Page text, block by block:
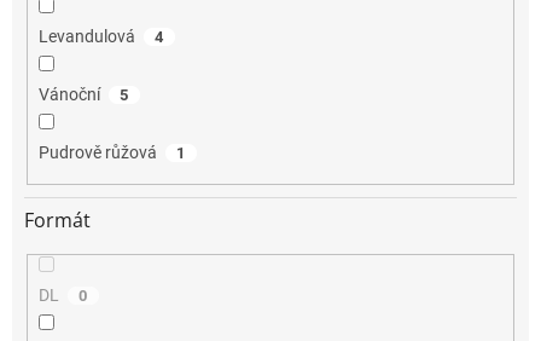
Levandulová 4
Vánoční 5
Pudrově růžová 1
Formát
DL 0